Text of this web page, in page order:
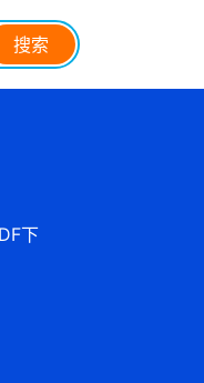
搜索
下